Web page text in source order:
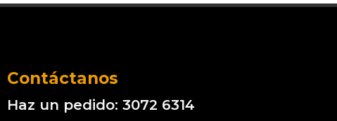
Contáctanos
Haz un pedido: 3072 6314